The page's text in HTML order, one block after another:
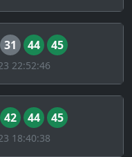
31 44 45
22:52:46
42 44 45
18:40:38